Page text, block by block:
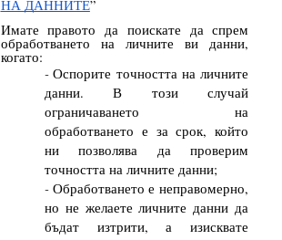
НА ДАННИТЕ”
Имате правото да поискате да спрем
обработването на личните ви данни,
когато:
Оспорите точността на личните
данни. В този случай
ограничаването на
обработването е за срок, който
ни позволява да проверим
точността на личните данни;
Обработването е неправомерно,
но не желаете личните данни да
бъдат изтрити, а изисквате